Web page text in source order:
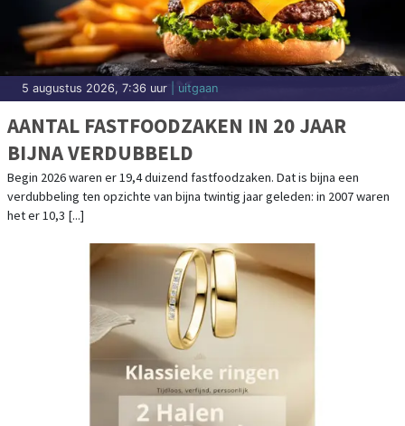
5 augustus 2026, 7:36 uur | uitgaan
AANTAL FASTFOODZAKEN IN 20 JAAR
BIJNA VERDUBBELD
Begin 2026 waren er 19,4 duizend fastfoodzaken. Dat is bijna een
verdubbeling ten opzichte van bijna twintig jaar geleden: in 2007 waren
het er 10,3 [...]